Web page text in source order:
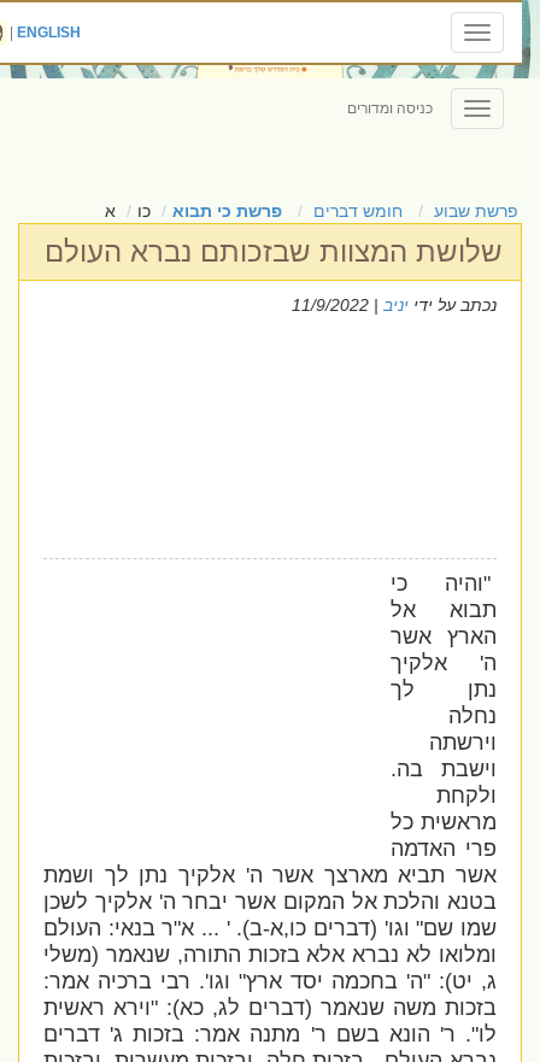
Toggle
navigation
ENGLISH
|
Toggle
navigation
כניסה ומדורים
פרשת שבוע חומש דברים פרשת כי תבוא כו א
שלושת המצוות שבזכותם נברא העולם
נכתב על ידייניב| 11/9/2022
"והיה כי
תבוא אל
הארץ אשר
ה' אלקיך
נתן לך
נחלה
וירשתה
וישבת בה.
ולקחת
מראשית כל
פרי האדמה
אשר תביא מארצך אשר ה' אלקיך נתן לך ושמת
בטנא והלכת אל המקום אשר יבחר ה' אלקיך לשכן
שמו שם" וגו' (דברים כו,א-ב). ' ... א"ר בנאי: העולם
ומלואו לא נברא אלא בזכות התורה, שנאמר (משלי
ג, יט): "ה' בחכמה יסד ארץ" וגו'. רבי ברכיה אמר:
בזכות משה שנאמר (דברים לג, כא): "וירא ראשית
לו". ר' הונא בשם ר' מתנה אמר: בזכות ג' דברים